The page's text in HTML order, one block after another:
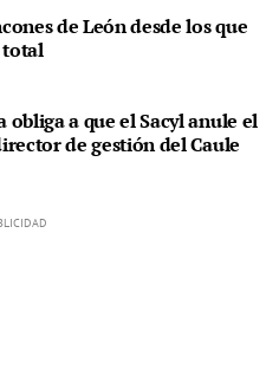
de León desde los que
total
obliga a que el Sacyl anule el
de gestión del Caule